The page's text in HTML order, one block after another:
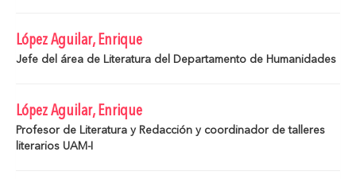
López Aguilar, Enrique
Jefe del área de Literatura del Departamento de Humanidades
López Aguilar, Enrique
Profesor de Literatura y Redacción y coordinador de talleres
literarios UAM-I